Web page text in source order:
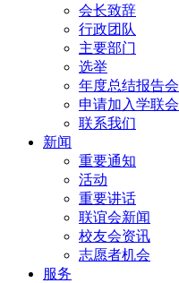
会长致辞
行政团队
主要部门
选举
年度总结报告会
申请加入学联会
联系我们
新闻
重要通知
活动
重要讲话
联谊会新闻
校友会资讯
志愿者机会
服务